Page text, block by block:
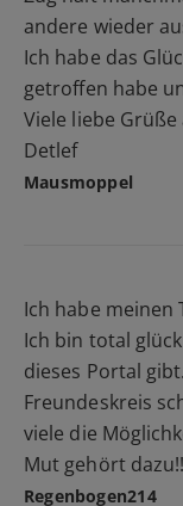
andere wieder
Ich habe das
getroffen habe
Viele liebe Grüße
Detlef
Mausmoppel
Ich habe
Ich bin total
dieses Portal
Freundeskreis
viele die
Mut gehört
Regenbogen214